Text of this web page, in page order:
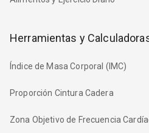
Herramientas y
Índice de Masa Corporal (IMC)
Proporción Cintura Cadera
Zona Objetivo de Frecuencia